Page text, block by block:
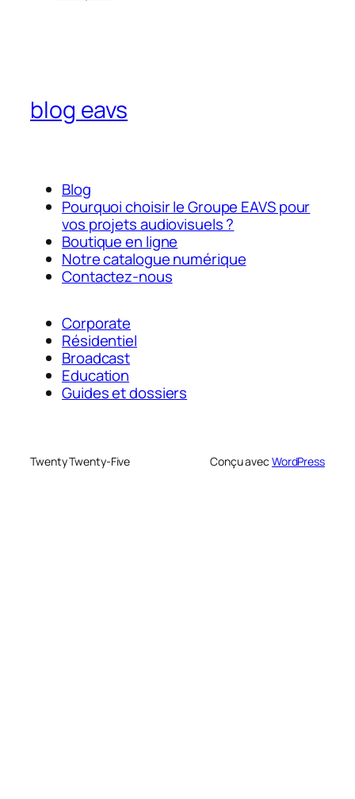
blog eavs
Blog
Pourquoi choisir le Groupe EAVS pour
vos projets audiovisuels ?
Boutique en ligne
Notre catalogue numérique
Contactez-nous
Corporate
Résidentiel
Broadcast
Education
Guides et dossiers
Twenty Twenty-Five Conçu avec WordPress